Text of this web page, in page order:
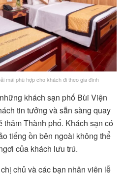
mái phù hợp cho khách đi theo gia đình
khách sạn phố Bùi Viện
tin tưởng và sẵn sàng quay
thăm Thành phố. Khách sạn có
tiếng ồn bên ngoài không thể
của khách lưu trú.
chủ và các bạn nhân viên lễ